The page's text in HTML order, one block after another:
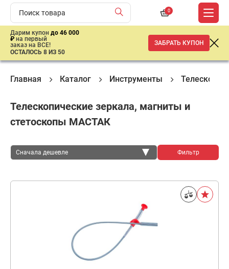
0
Дарим купон до 46 000
₽ на первый
заказ на ВСЕ!
ОСТАЛОСЬ 8 ИЗ 50
ЗАБРАТЬ КУПОН
Главная Каталог Инструменты
Телескопические зеркала, магниты и
стетоскопы МАСТАК
Сначала дешевле Фильтр